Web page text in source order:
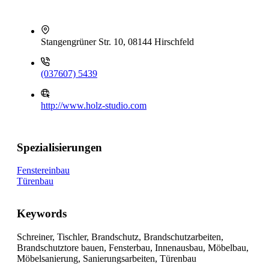
Stangengrüner Str. 10, 08144 Hirschfeld
(037607) 5439
http://www.holz-studio.com
Spezialisierungen
Fenstereinbau
Türenbau
Keywords
Schreiner, Tischler, Brandschutz, Brandschutzarbeiten,
Brandschutztore bauen, Fensterbau, Innenausbau, Möbelbau,
Möbelsanierung, Sanierungsarbeiten, Türenbau